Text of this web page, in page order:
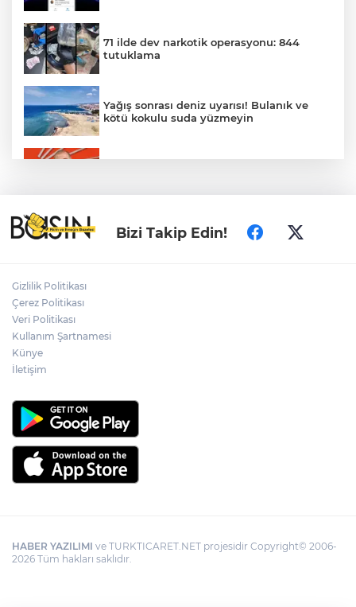
71 ilde dev narkotik operasyonu: 844
tutuklama
Yağış sonrası deniz uyarısı! Bulanık ve
kötü kokulu suda yüzmeyin
Türkiye ile Vietnam arasında 'hava'da
yeni dönem... Sefer kapasitesi artırıldı
Bizi Takip Edin!
Gizlilik Politikası
Çerez Politikası
Veri Politikası
Kullanım Şartnamesi
Künye
İletişim
HABER YAZILIMI ve TURKTICARET.NET projesidir Copyright© 2006-
2026 Tüm hakları saklıdır.